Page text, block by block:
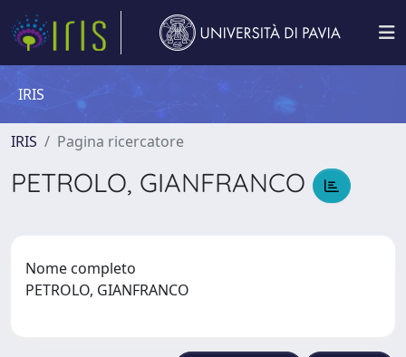
IRIS
IRIS Pagina ricercatore
PETROLO, GIANFRANCO
Nome completo
PETROLO, GIANFRANCO